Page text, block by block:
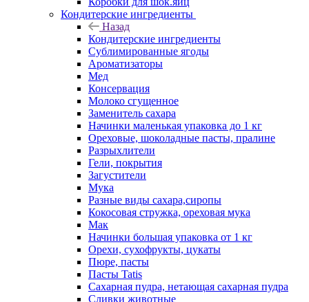
Кондитерские ингредиенты
Назад
Кондитерские ингредиенты
Сублимированные ягоды
Ароматизаторы
Мед
Консервация
Молоко сгущенное
Заменитель сахара
Начинки маленькая упаковка до 1 кг
Ореховые, шоколадные пасты, пралине
Разрыхлители
Гели, покрытия
Загустители
Мука
Разные виды сахара,сиропы
Кокосовая стружка, ореховая мука
Мак
Начинки большая упаковка от 1 кг
Орехи, сухофрукты, цукаты
Пюре, пасты
Пасты Tatis
Сахарная пудра, нетающая сахарная пудра
Сливки животные